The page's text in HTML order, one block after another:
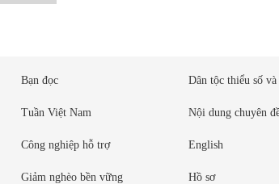
Bạn đọc
Tuần Việt Nam
Công nghiệp hỗ trợ
Giảm nghèo bền vững
Dân tộc thiểu số
Nội dung chuyên
English
Hồ sơ